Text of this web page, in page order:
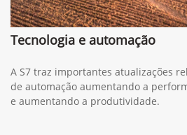
Tecnologia e automação
A S7 traz importantes atualizações
de automação aumentando a
e aumentando a produtividade.